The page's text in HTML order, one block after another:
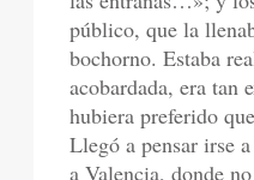
público, que la
bochorno. Estaba
acobardada, era tan
hubiera preferido
Llegó a pensar irse
a Valencia, donde